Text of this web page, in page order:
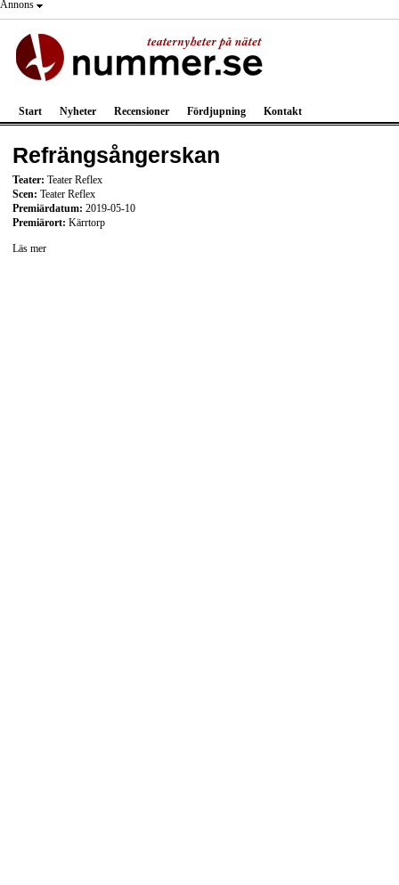
Annons
Start Nyheter Recensioner Fördjupning Kontakt
Refrängsångerskan
Teater: Teater Reflex
Scen: Teater Reflex
Premiärdatum: 2019-05-10
Premiärort: Kärrtorp
Läs mer